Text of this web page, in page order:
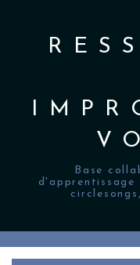
Base
d'apprentissage